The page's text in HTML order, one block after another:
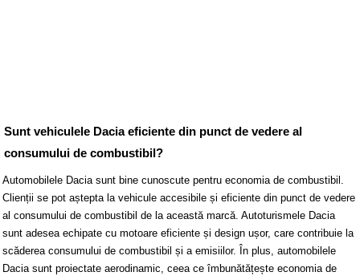
Sunt vehiculele Dacia eficiente din punct de vedere al
consumului de combustibil?
Automobilele Dacia sunt bine cunoscute pentru economia de combustibil.
Clienții se pot aștepta la vehicule accesibile și eficiente din punct de vedere
al consumului de combustibil de la această marcă. Autoturismele Dacia
sunt adesea echipate cu motoare eficiente și design ușor, care contribuie la
scăderea consumului de combustibil și a emisiilor. În plus, automobilele
Dacia sunt proiectate aerodinamic, ceea ce îmbunătățește economia de